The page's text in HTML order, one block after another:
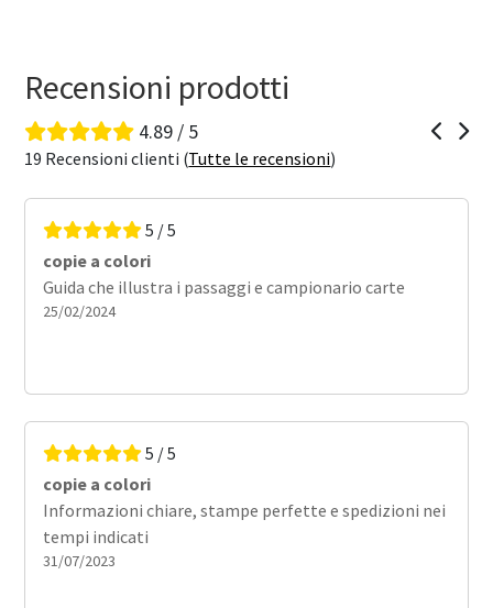
Recensioni prodotti
4.89 / 5
19 Recensioni clienti (Tutte le recensioni)
5 / 5
copie a colori
Guida che illustra i passaggi e campionario carte
25/02/2024
5 / 5
copie a colori
Informazioni chiare, stampe perfette e spedizioni nei
tempi indicati
31/07/2023